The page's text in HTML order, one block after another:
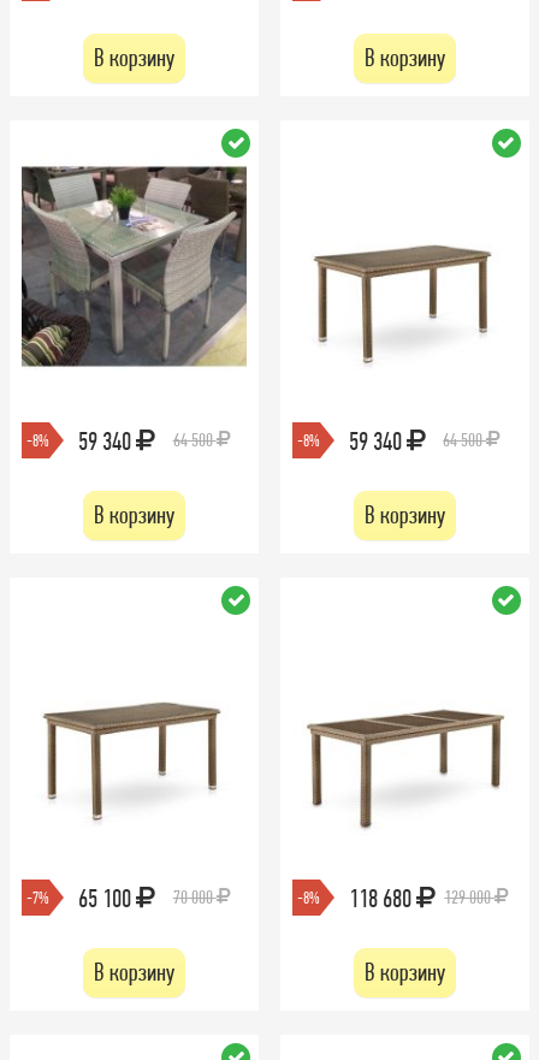
В корзину В корзину
-8% 59 340 64 500
В корзину
-8% 59 340 64 500
В корзину
-7% 65 100 70 000
В корзину
-8% 118 680 129 000
В корзину